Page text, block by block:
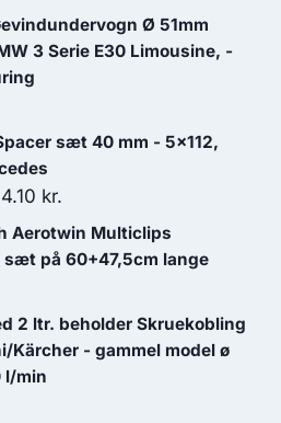
aktuelle
pris
Ø 51mm
3 Serie E30 Limousine, -
sæt 40 mm - 5x112,
kr..
kr.
aktuelle
pris
584.10 kr..
Aerotwin Multiclips
på 60+47,5cm lange
2 ltr. beholder Skruekobling
Kärcher - gammel model ø
l/min